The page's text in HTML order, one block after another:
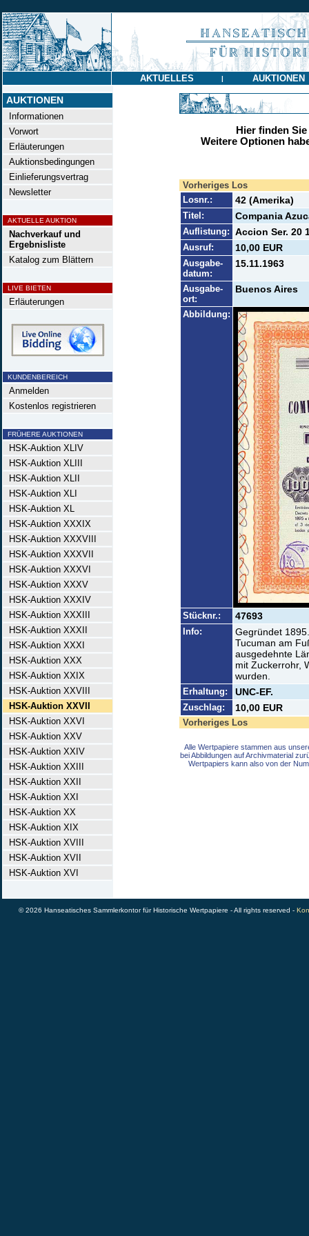
AKTUELLES | AUKTIONEN
AUKTIONEN
Informationen
Vorwort
Erläuterungen
Auktionsbedingungen
Einlieferungsvertrag
Newsletter
AKTUELLE AUKTION
Nachverkauf und
Ergebnisliste
Katalog zum Blättern
LIVE BIETEN
Erläuterungen
KUNDENBEREICH
Anmelden
Kostenlos registrieren
FRÜHERE AUKTIONEN
HSK-Auktion XLIV
HSK-Auktion XLIII
HSK-Auktion XLII
HSK-Auktion XLI
HSK-Auktion XL
HSK-Auktion XXXIX
HSK-Auktion XXXVIII
HSK-Auktion XXXVII
HSK-Auktion XXXVI
HSK-Auktion XXXV
HSK-Auktion XXXIV
HSK-Auktion XXXIII
HSK-Auktion XXXII
HSK-Auktion XXXI
HSK-Auktion XXX
HSK-Auktion XXIX
HSK-Auktion XXVIII
HSK-Auktion XXVII
HSK-Auktion XXVI
HSK-Auktion XXV
HSK-Auktion XXIV
HSK-Auktion XXIII
HSK-Auktion XXII
HSK-Auktion XXI
HSK-Auktion XX
HSK-Auktion XIX
HSK-Auktion XVIII
HSK-Auktion XVII
HSK-Auktion XVI
Hier finden
Weitere Optionen
Vorheriges Los
Losnr.:
42 (Amerika)
Titel: Compania
Auflistung: Accion Ser. 20
Ausruf: 10,00 EUR
Ausgabe-
datum:
15.11.1963
Ausgabe-
ort:
Buenos Aires
Abbildung:
Stücknr.: 47693
Info:
Gegründet
Tucuman am
ausgedehnte
mit Zuckerrohr,
wurden.
Erhaltung: UNC-EF.
Zuschlag: 10,00 EUR
Vorheriges Los
Alle Wertpapiere stammen aus
bei Abbildungen auf Archivmaterial
Wertpapiers kann also von der
© 2026 Hanseatisches Sammlerkontor für Historische Wertpapiere - All rights reserved -